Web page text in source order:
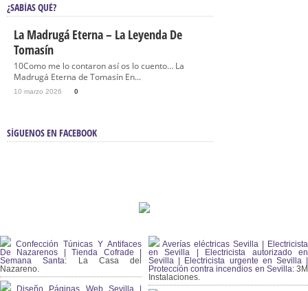
¿SABÍAS QUÉ?
La Madrugá Eterna – La Leyenda De
Tomasín
10Como me lo contaron así os lo cuento… La
Madrugá Eterna de Tomasín En...
10 marzo 2026 0
SÍGUENOS EN FACEBOOK
Confección Túnicas Y Antifaces
De Nazarenos | Tienda Cofrade |
Semana Santa: La Casa del
Nazareno.
Diseño Páginas Web Sevilla |
Averías eléctricas Sevilla | Electricista
en Sevilla | Electricista autorizado en
Sevilla | Electricista urgente en Sevilla |
Protección contra incendios en Sevilla:3M
Instalaciones.